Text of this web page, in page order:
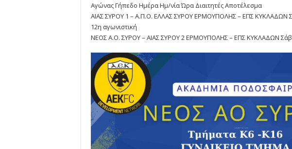
Αγώνας Γήπεδο Ημέρα Ημ/νία Ώρα Διαιτητές Αποτέλεσμα
ΑΙΑΣ ΣΥΡΟΥ 1 – Α.Π.Ο. ΕΛΛΑΣ ΣΥΡΟΥ ΕΡΜΟΥΠΟΛΗΣ – ΕΠΣ ΚΥΚΛΑΔΩΝ
12η αγωνιστική
ΝΕΟΣ Α.Ο. ΣΥΡΟΥ – ΑΙΑΣ ΣΥΡΟΥ 2 ΕΡΜΟΥΠΟΛΗΣ – ΕΠΣ ΚΥΚΛΑΔΩΝ